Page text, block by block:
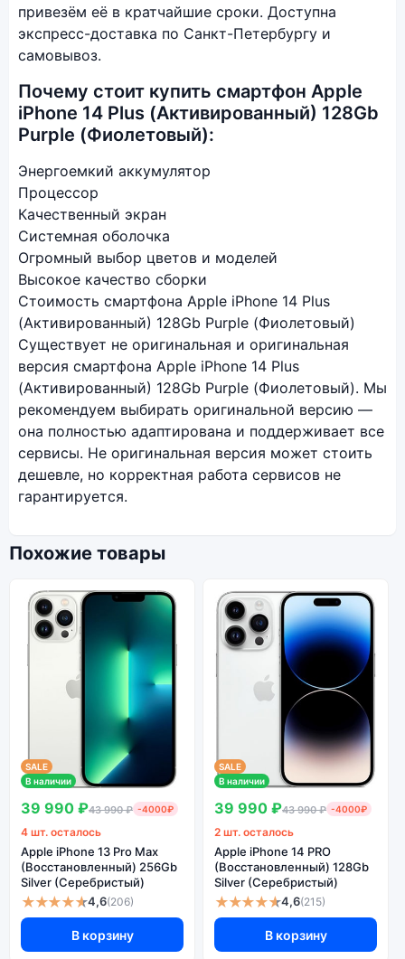
привезём её в кратчайшие сроки. Доступна
экспресс-доставка по Санкт-Петербургу и
самовывоз.
Почему стоит купить смартфон Apple
iPhone 14 Plus (Активированный) 128Gb
Purple (Фиолетовый):
Энергоемкий аккумулятор
Процессор
Качественный экран
Системная оболочка
Огромный выбор цветов и моделей
Высокое качество сборки
Стоимость смартфона Apple iPhone 14 Plus
(Активированный) 128Gb Purple (Фиолетовый)
Существует не оригинальная и оригинальная
версия смартфона Apple iPhone 14 Plus
(Активированный) 128Gb Purple (Фиолетовый). Мы
рекомендуем выбирать оригинальной версию —
она полностью адаптирована и поддерживает все
сервисы. Не оригинальная версия может стоить
дешевле, но корректная работа сервисов не
гарантируется.
Похожие товары
SALE
В наличии
39 990 ₽43 990 ₽ -4000₽
4 шт. осталось
Apple iPhone 13 Pro Max
(Восстановленный) 256Gb
Silver (Серебристый)
★★★★★4,6(206)
В корзину
SALE
В наличии
39 990 ₽43 990 ₽ -4000₽
2 шт. осталось
Apple iPhone 14 PRO
(Восстановленный) 128Gb
Silver (Серебристый)
★★★★★4,6(215)
В корзину